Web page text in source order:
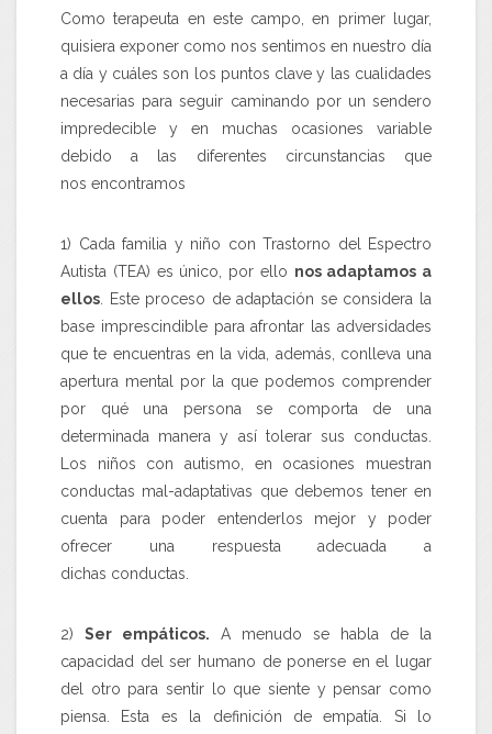
Como terapeuta en este campo, en primer lugar,
quisiera exponer como nos sentimos en nuestro día
a día y cuáles son los puntos clave y las cualidades
necesarias para seguir caminando por un sendero
impredecible y en muchas ocasiones variable
debido a las diferentes circunstancias que
nos encontramos
1) Cada familia y niño con Trastorno del Espectro
Autista (TEA) es único, por ello nos adaptamos a
ellos . Este proceso de adaptación se considera la
base imprescindible para afrontar las adversidades
que te encuentras en la vida, además, conlleva una
apertura mental por la que podemos comprender
por qué una persona se comporta de una
determinada manera y así tolerar sus conductas.
Los niños con autismo, en ocasiones muestran
conductas mal-adaptativas que debemos tener en
cuenta para poder entenderlos mejor y poder
ofrecer una respuesta adecuada a
dichas conductas.
2) Ser empáticos. A menudo se habla de la
capacidad del ser humano de ponerse en el lugar
del otro para sentir lo que siente y pensar como
piensa. Esta es la definición de empatía. Si lo